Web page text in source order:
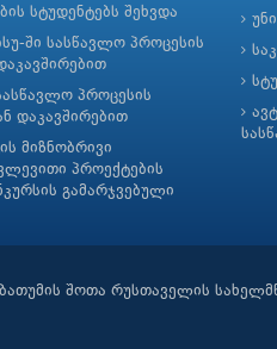
სტუდენტებს შეხვდა
ში სასწავლო პროცესის
პროცესის
დაკავშირებით
მიზნობრივი
პროექტების
გამარჯვებული
შოთა რუსთაველის